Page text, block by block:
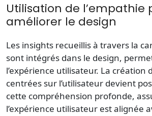
Utilisation de l’empathie
améliorer le design
Les insights recueillis à travers la
sont intégrés dans le design,
l’expérience utilisateur. La création
centrées sur l’utilisateur devient
cette compréhension profonde,
l’expérience utilisateur est alignée